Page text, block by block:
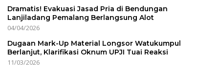
Dramatis! Evakuasi Jasad Pria di Bendungan
Lanjiladang Pemalang Berlangsung Alot
04/04/2026
Dugaan Mark-Up Material Longsor Watukumpul
Berlanjut, Klarifikasi Oknum UPJI Tuai Reaksi
11/03/2026